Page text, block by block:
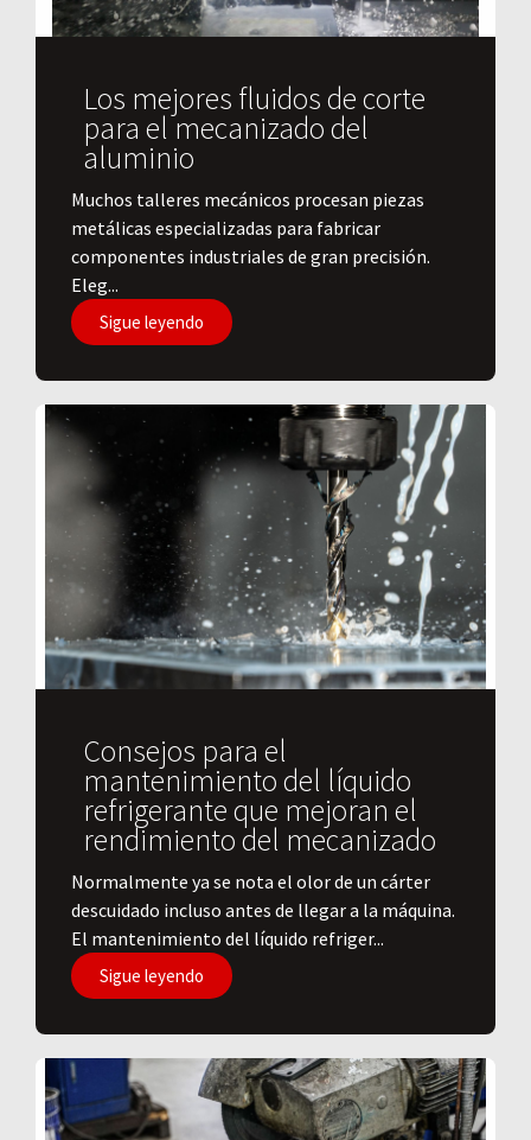
Los mejores fluidos de corte
para el mecanizado del
aluminio
​Muchos talleres mecánicos procesan piezas
metálicas especializadas para fabricar
componentes industriales de gran precisión.
Eleg...
Sigue leyendo
Consejos para el
mantenimiento del líquido
refrigerante que mejoran el
rendimiento del mecanizado
Normalmente ya se nota el olor de un cárter
descuidado incluso antes de llegar a la máquina.
El mantenimiento del líquido refriger...
Sigue leyendo